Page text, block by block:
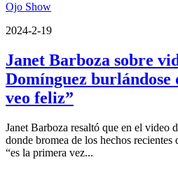
Ojo Show
2024-2-19
Janet Barboza sobre
Domínguez burlándose
veo feliz”
Janet Barboza resaltó que en el video
donde bromea de los hechos recientes
“es la primera vez...